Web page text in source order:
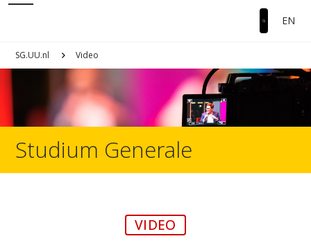
EN
SG.UU.nl Video
Studium Generale
VIDEO